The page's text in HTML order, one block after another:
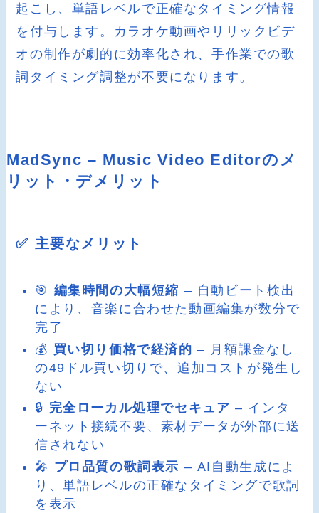
起こし、単語レベルで正確なタイミング情報
を付与します。カラオケ動画やリリックビデ
オの制作が劇的に効率化され、手作業での歌
詞タイミング調整が不要になります。
MadSync – Music Video Editorのメ
リット・デメリット
✅ 主要なメリット
🎯 編集時間の大幅短縮 – 自動ビート検出
により、音楽に合わせた動画編集が数分で
完了
💰 買い切り価格で経済的 – 月額課金なし
の49ドル買い切りで、追加コストが発生し
ない
🔒 完全ローカル処理でセキュア – インタ
ーネット接続不要、素材データが外部に送
信されない
🎤 プロ品質の歌詞表示 – AI自動生成によ
り、単語レベルの正確なタイミングで歌詞
を表示